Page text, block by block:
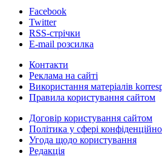
Facebook
Twitter
RSS-стрічки
E-mail розсилка
Контакти
Реклама на сайті
Використання матеріалів
Правила користування сайтом
Договір користування сайтом
Політика у сфері
Угода щодо користування
Редакція